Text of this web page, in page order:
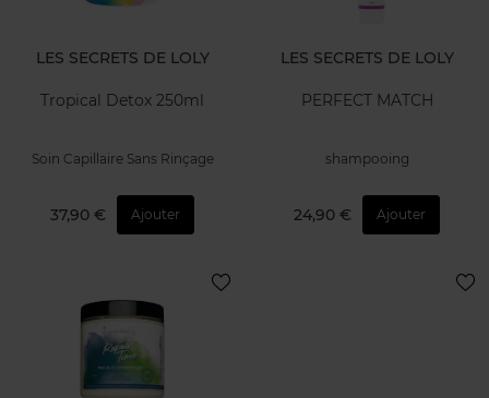
LES SECRETS DE LOLY
Tropical Detox 250ml
Soin Capillaire Sans Rinçage
37,90 € Ajouter
LES SECRETS DE LOLY
PERFECT MATCH
shampooing
24,90 € Ajouter